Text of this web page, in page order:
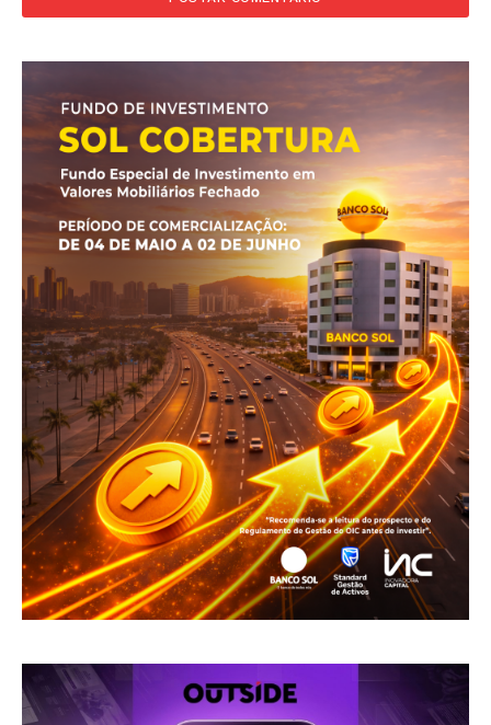
Revista Outside
- Seja Leitor Gold Plus -